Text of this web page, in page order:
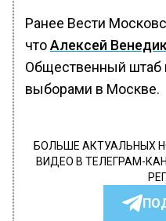
Ранее Вести
чтоАлексей
Общественный штаб
выборами в Москве.
БОЛЬШЕ АКТУАЛЬНЫХ
ВИДЕО В ТЕЛЕГРАМ-